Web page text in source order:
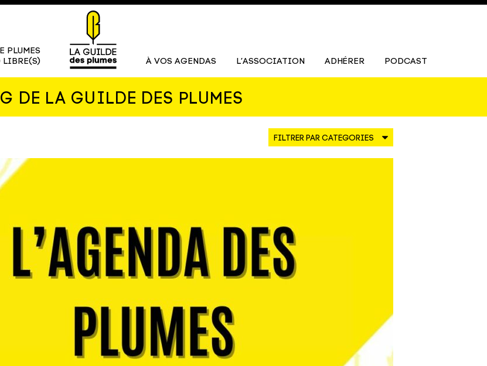
PLUMES
LIBRE(S)
À VOS AGENDAS L’ASSOCIATION ADHÉRER PODCAST
DE LA GUILDE DES PLUMES